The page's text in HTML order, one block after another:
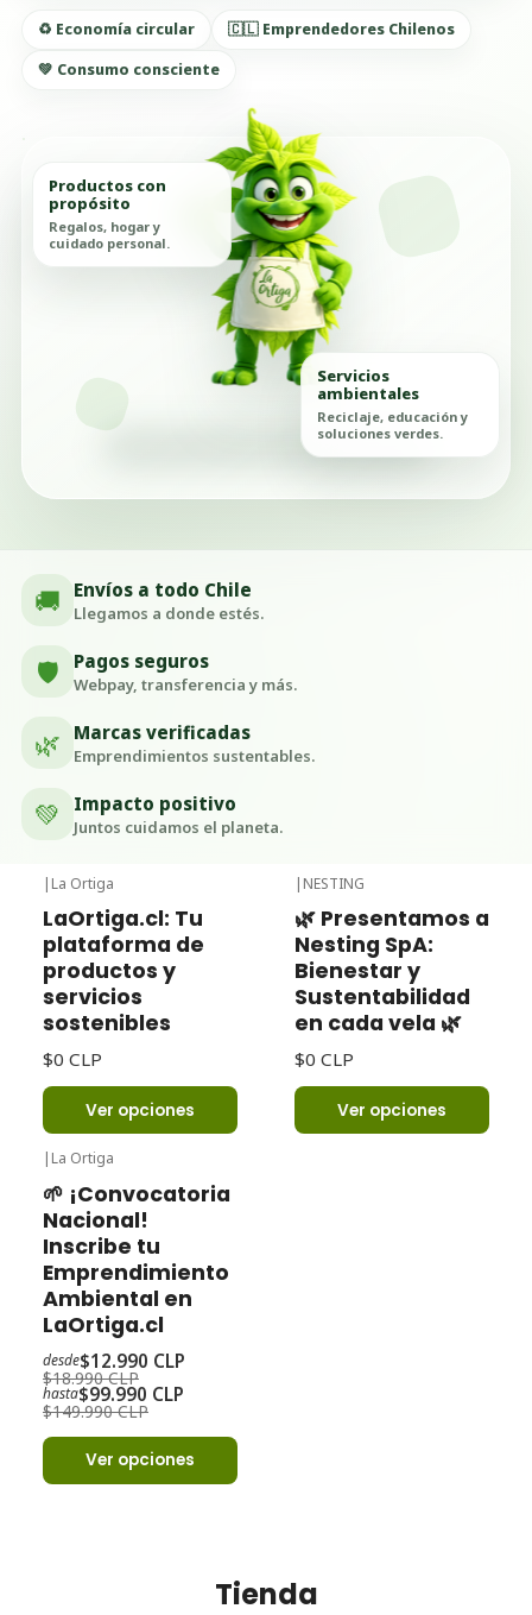
♻️ Economía circular
🇨🇱 Emprendedores Chilenos
💚 Consumo consciente
Productos con
propósito
Regalos, hogar y
cuidado personal.
Servicios
ambientales
Reciclaje, educación y
soluciones verdes.
🚚 Envíos a todo Chile
Llegamos a donde estés.
🛡️ Pagos seguros
Webpay, transferencia y más.
🌿 Marcas verificadas
Emprendimientos sustentables.
💚 Impacto positivo
Juntos cuidamos el planeta.
| La Ortiga
LaOrtiga.cl: Tu
plataforma de
productos y
servicios
sostenibles
$0 CLP
Ver opciones
| NESTING
🌿 Presentamos a
Nesting SpA:
Bienestar y
Sustentabilidad
en cada vela 🌿
$0 CLP
Ver opciones
| La Ortiga
🌱 ¡Convocatoria
Nacional!
Inscribe tu
Emprendimiento
Ambiental en
LaOrtiga.cl
desde$12.990 CLP
$18.990 CLP
hasta$99.990 CLP
$149.990 CLP
Ver opciones
Tienda